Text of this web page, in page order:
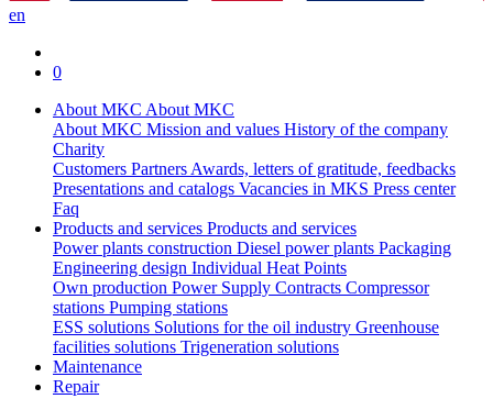
en
0
About MKC About MKC
About MKC Mission and values History of the company
Charity
Customers PartnersAwards, letters of gratitude, feedbacks
Presentations and catalogs Vacancies in MKS Press center
Faq
Products and services Products and services
Power plants construction Diesel power plants Packaging
Engineering design Individual Heat Points
Own production Power Supply Contracts Compressor
stations Pumping stations
ESS solutions Solutions for the oil industry Greenhouse
facilities solutions Trigeneration solutions
Maintenance
Repair